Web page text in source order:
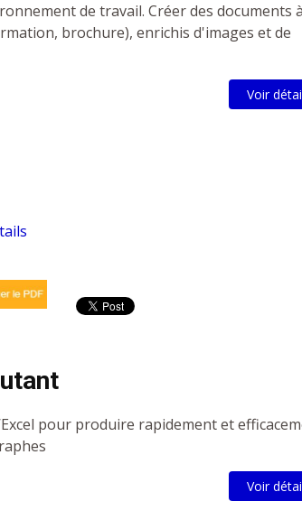
de travail. Créer des documents
brochure), enrichis d'images et de
Voir
pour produire rapidement et
Voir